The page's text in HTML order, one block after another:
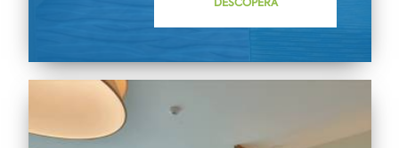
DESCOPERĂ